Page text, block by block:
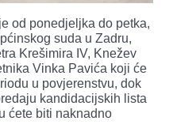
od ponedjeljka do petka,
suda u Zadru,
Krešimira IV, Knežev
Vinka Pavića koji će
u povjerenstvu, dok
kandidacijskih lista
ćete biti naknadno